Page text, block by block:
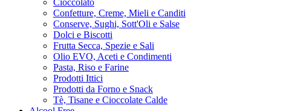
Confetture, Creme, Mieli e Canditi
Conserve, Sughi, Sott'Oli e Salse
Dolci e Biscotti
Frutta Secca, Spezie e Sali
Olio EVO, Aceti e Condimenti
Pasta, Riso e Farine
Prodotti Ittici
Prodotti da Forno e Snack
Tè, Tisane e Cioccolate Calde